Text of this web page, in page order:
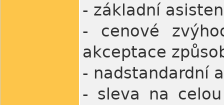
- základní
- cenové
akceptace
- nadstandardní
- sleva na